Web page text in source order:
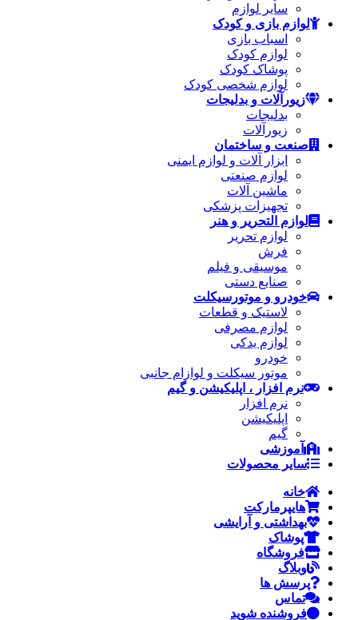
سایر لوازم
لوازم بازی و کودک
اسباب بازی
لوازم کودک
پوشاک کودک
لوازم شخصی کودک
زیورآلات و بدلیجات
بدلیجات
زیورآلات
صنعت و ساختمان
ابزار آلات و لوازم ایمنی
لوازم صنعتی
ماشین آلات
تجهیزات پزشکی
لوازم التحریر و هنر
لوازم تحریر
فرش
موسیقی و فیلم
صنایع دستی
خودرو و موتورسیکلت
لاستیک و قطعات
لوازم مصرفی
لوازم یدکی
خودرو
موتور سیکلت و لوازام جانبی
نرم افزار ، اپلیکیشن و گیم
نرم افزار
اپلیکیشن
گیم
آموزشی
سایر محصولات
خانه
هایپرمارکت
بهداشتی و آرایشی
پوشاک
فروشگاه
وبلاگ
پرسش ها
تماس
فروشنده شوید